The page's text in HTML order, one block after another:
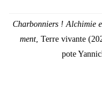
Char­bon­niers ! Alchi­mie
ment, Terre vivante
pote